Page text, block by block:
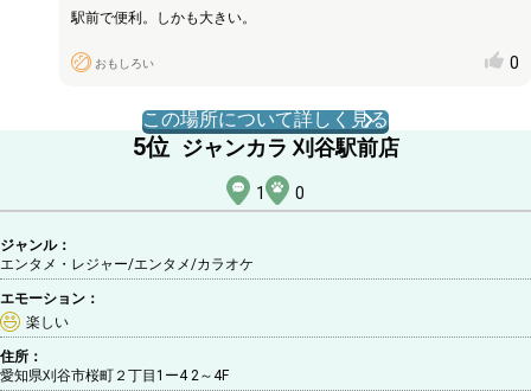
駅前で便利。しかも大きい。
おもしろい 0
この場所について詳しく見る
5位 ジャンカラ 刈谷駅前店
1 0
ジャンル：
エンタメ・レジャー/エンタメ /カラオケ
エモーション：
楽しい
住所：
愛知県刈谷市桜町２丁目1ー4 2～4F